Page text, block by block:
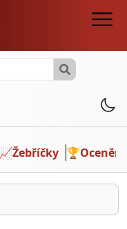
📈Žebříčky 🏆Ocenění